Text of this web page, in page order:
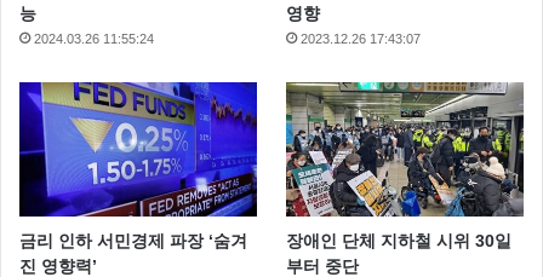
능
2024.03.26 11:55:24
영향
2023.12.26 17:43:07
금리 인하 서민경제 파장 ‘숨겨
진 영향력’
장애인 단체 지하철 시위 30일
부터 중단